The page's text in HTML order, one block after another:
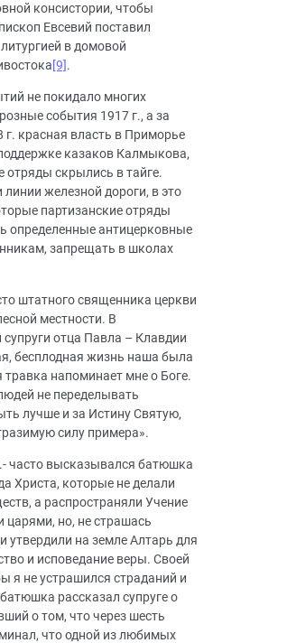
консистории, чтобы
Евсевий поставил
в домовой
[9].
не покидало многих
события 1917 г., а за
г. красная власть в Приморье
казаков Калмыкова,
отряды скрылись в тайге.
железной дороги, в это
партизанские отряды
определенные антицерковные
запрещать в школах
штатного священника церкви
местности. В
отца Павла – Клавдии
бесплодная жизнь наша была
напоминает мне о Боге.
не переделывать
лучше и за Истину Святую,
силу примера».
часто высказывался батюшка
Христа, которые не делали
а распространяли Учение
царями, но, не страшась
утвердили на земле Алтарь для
и исповедание веры. Своей
я не устрашился страданий и
рассказал супруге о
о том, что через шесть
что одной из любимых